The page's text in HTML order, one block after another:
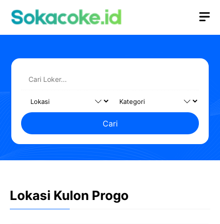
Cari
Lokasi Kulon Progo